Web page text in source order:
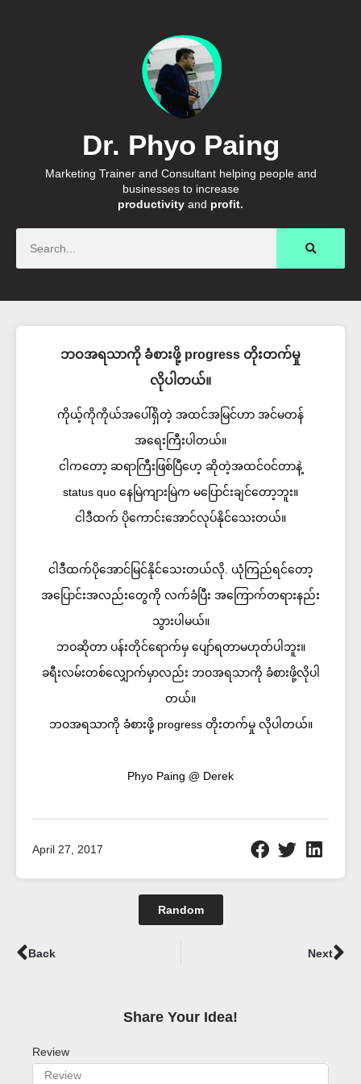
Dr. Phyo Paing
Marketing Trainer and Consultant helping people and
businesses to increase
productivity and profit.
ဘဝအရသာကို ခံစားဖို့ progress တိုးတက်မှု
လိုပါတယ်။
ကိုယ့်ကိုကိုယ်အပေါ်ရှိတဲ့ အထင်အမြင်ဟာ အင်မတန်
အရေးကြီးပါတယ်။
ငါကတော့ ဆရာကြီးဖြစ်ပြီဟေ့ ဆိုတဲ့အထင်ဝင်တာနဲ့
status quo နေမြဲကျားမြဲက မပြောင်းချင်တော့ဘူး။
ငါဒီထက် ပိုကောင်းအောင်လုပ်နိုင်သေးတယ်။
ငါဒီထက်ပိုအောင်မြင်နိုင်သေးတယ်လို. ယုံကြည်ရင်တော့
အပြောင်းအလည်းတွေကို လက်ခံပြီး အကြောက်တရားနည်း
သွားပါမယ်။
ဘဝဆိုတာ ပန်းတိုင်ရောက်မှ ပျော်ရတာမဟုတ်ပါဘူး။
ခရီးလမ်းတစ်လျှောက်မှာလည်း ဘဝအရသာကို ခံစားဖို့လိုပါ
တယ်။
ဘဝအရသာကို ခံစားဖို့ progress တိုးတက်မှု လိုပါတယ်။
Phyo Paing @ Derek
April 27, 2017
Random
Prev
Back Next
Share Your Idea!​
Review